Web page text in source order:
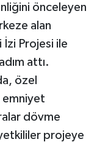
önceleyen
alan
İzi Projesi ile
attı.
özel
emniyet
dövme
projeye